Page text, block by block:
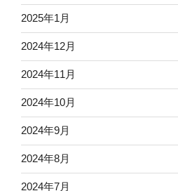
2025年1月
2024年12月
2024年11月
2024年10月
2024年9月
2024年8月
2024年7月